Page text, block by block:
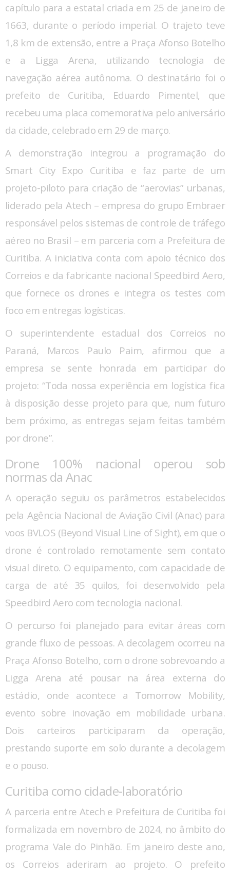
capítulo para a estatal criada em 25 de janeiro de
1663, durante o período imperial. O trajeto teve
1,8 km de extensão, entre a Praça Afonso Botelho
e a Ligga Arena, utilizando tecnologia de
navegação aérea autônoma. O destinatário foi o
prefeito de Curitiba, Eduardo Pimentel, que
recebeu uma placa comemorativa pelo aniversário
da cidade, celebrado em 29 de março.
A demonstração integrou a programação do
Smart City Expo Curitiba e faz parte de um
projeto-piloto para criação de “aerovias” urbanas,
liderado pela Atech – empresa do grupo Embraer
responsável pelos sistemas de controle de tráfego
aéreo no Brasil – em parceria com a Prefeitura de
Curitiba. A iniciativa conta com apoio técnico dos
Correios e da fabricante nacional Speedbird Aero,
que fornece os drones e integra os testes com
foco em entregas logísticas.
O superintendente estadual dos Correios no
Paraná, Marcos Paulo Paim, afirmou que a
empresa se sente honrada em participar do
projeto: “Toda nossa experiência em logística fica
à disposição desse projeto para que, num futuro
bem próximo, as entregas sejam feitas também
por drone”.
Drone 100% nacional operou sob
normas da Anac
A operação seguiu os parâmetros estabelecidos
pela Agência Nacional de Aviação Civil (Anac) para
voos BVLOS (Beyond Visual Line of Sight), em que o
drone é controlado remotamente sem contato
visual direto. O equipamento, com capacidade de
carga de até 35 quilos, foi desenvolvido pela
Speedbird Aero com tecnologia nacional.
O percurso foi planejado para evitar áreas com
grande fluxo de pessoas. A decolagem ocorreu na
Praça Afonso Botelho, com o drone sobrevoando a
Ligga Arena até pousar na área externa do
estádio, onde acontece a Tomorrow Mobility,
evento sobre inovação em mobilidade urbana.
Dois carteiros participaram da operação,
prestando suporte em solo durante a decolagem
e o pouso.
Curitiba como cidade-laboratório
A parceria entre Atech e Prefeitura de Curitiba foi
formalizada em novembro de 2024, no âmbito do
programa Vale do Pinhão. Em janeiro deste ano,
os Correios aderiram ao projeto. O prefeito